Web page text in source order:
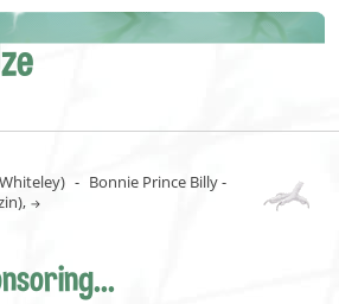
- Bonnie Prince Billy -